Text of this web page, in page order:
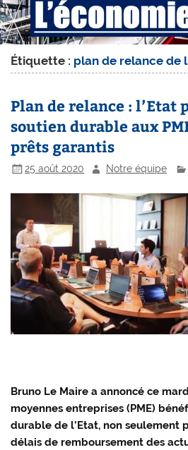
Étiquette : plan de relance de
Plan de relance : l’Etat
soutien durable aux
prêts garantis
25 août 2020 Notre équipe
Bruno Le Maire a annoncé ce
moyennes entreprises (PME)
durable de l’Etat, non seulement
délais de remboursement des